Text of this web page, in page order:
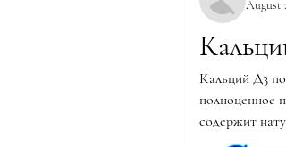
August
Кальций Д3
полноценное
содержит